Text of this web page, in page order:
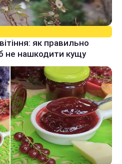
як правильно
не нашкодити кущу